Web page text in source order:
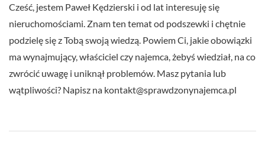
Cześć, jestem Paweł Kędzierski i od lat interesuję się
nieruchomościami. Znam ten temat od podszewki i chętnie
podzielę się z Tobą swoją wiedzą. Powiem Ci, jakie obowiązki
ma wynajmujący, właściciel czy najemca, żebyś wiedział, na co
zwrócić uwagę i uniknął problemów. Masz pytania lub
wątpliwości? Napisz na kontakt@sprawdzonynajemca.pl